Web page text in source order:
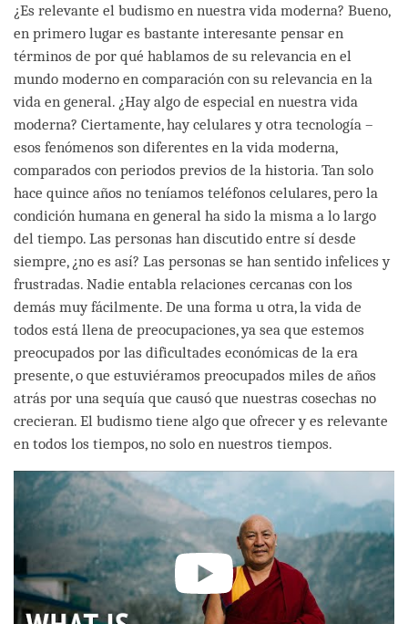
¿Es relevante el budismo en nuestra vida moderna? Bueno,
en primero lugar es bastante interesante pensar en
términos de por qué hablamos de su relevancia en el
mundo moderno en comparación con su relevancia en la
vida en general. ¿Hay algo de especial en nuestra vida
moderna? Ciertamente, hay celulares y otra tecnología –
esos fenómenos son diferentes en la vida moderna,
comparados con periodos previos de la historia. Tan solo
hace quince años no teníamos teléfonos celulares, pero la
condición humana en general ha sido la misma a lo largo
del tiempo. Las personas han discutido entre sí desde
siempre, ¿no es así? Las personas se han sentido infelices y
frustradas. Nadie entabla relaciones cercanas con los
demás muy fácilmente. De una forma u otra, la vida de
todos está llena de preocupaciones, ya sea que estemos
preocupados por las dificultades económicas de la era
presente, o que estuviéramos preocupados miles de años
atrás por una sequía que causó que nuestras cosechas no
crecieran. El budismo tiene algo que ofrecer y es relevante
en todos los tiempos, no solo en nuestros tiempos.